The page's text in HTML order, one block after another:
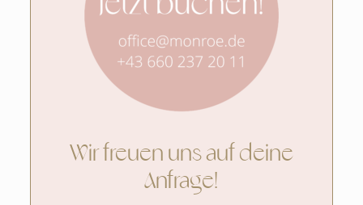
Wir freuen uns auf deine
Anfrage!